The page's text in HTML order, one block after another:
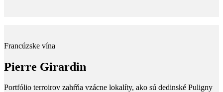
Francúzske vína
Pierre Girardin
Portfólio terroirov zahŕňa vzácne lokalíty, ako sú dedinské Puligny